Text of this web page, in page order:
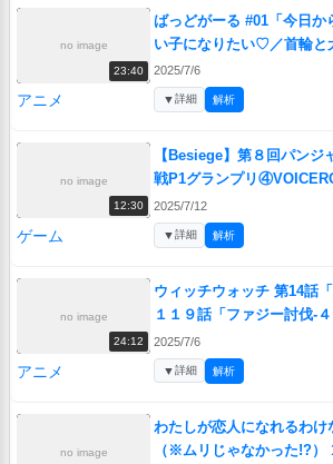
no image
23:40
ばっどがーる #01「今日
い子になりたい♡／首輪と
2025/7/6
アニメ ▼詳細 解析
no image
12:30
【Besiege】第８回パンジ
戦P1グランプリ
2025/7/12
ゲーム ▼詳細 解析
no image
24:12
ウィッチウォッチ 第14話
１１９話「ファジー討伐-
2025/7/6
アニメ ▼詳細 解析
no image
わたしが恋人になれるわ
（※ムリじゃなかった!?）